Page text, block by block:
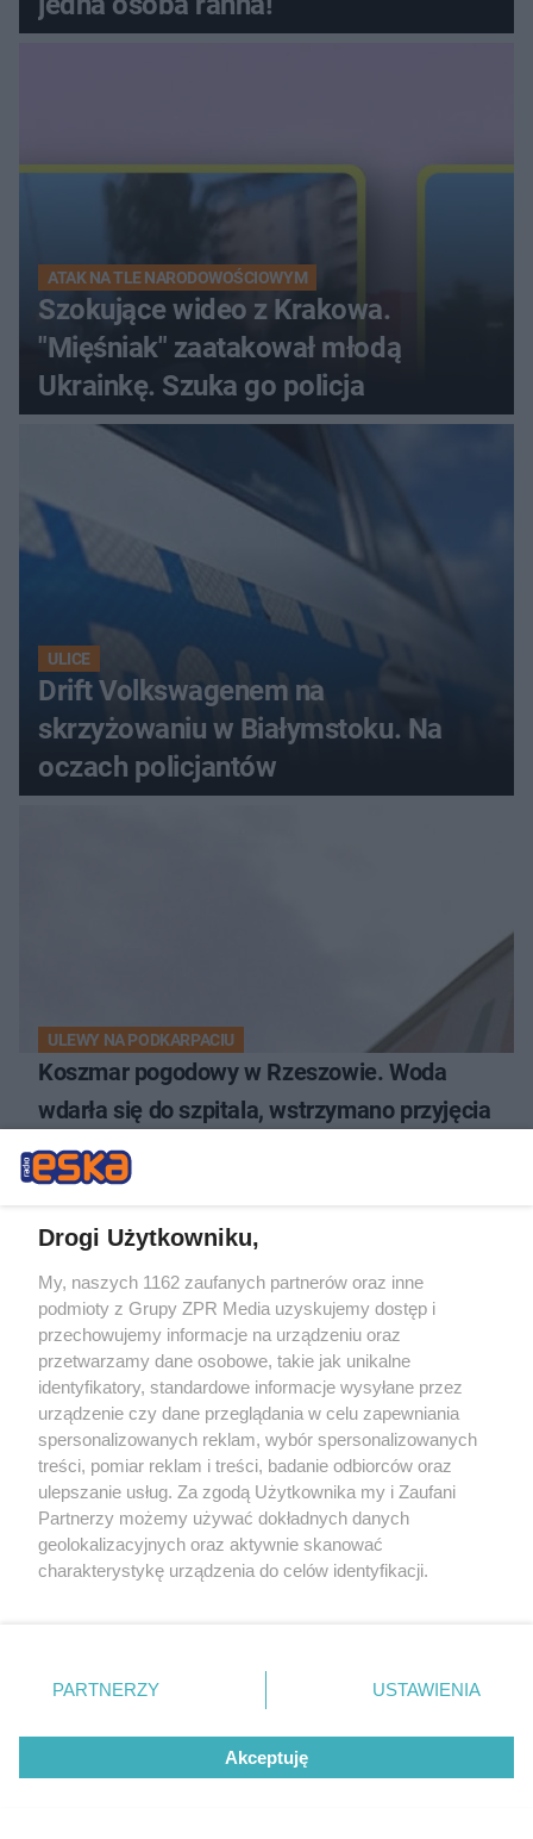
ATAK NA TLE NARODOWOŚCIOWYM
Szokujące wideo z Krakowa.
"Mięśniak" zaatakował młodą
Ukrainkę. Szuka go policja
ULICE
Drift Volkswagenem na
skrzyżowaniu w Białymstoku. Na
oczach policjantów
ULEWY NA PODKARPACIU
Koszmar pogodowy w Rzeszowie. Woda
wdarła się do szpitala, wstrzymano przyjęcia
STARLIGHT FESTIVAL 2026
Starlight Festival 2026. Dwa dni klubowego
grania nad starachowicką Lubianką
Drogi Użytkowniku,
My, naszych 1162 zaufanych partnerów oraz inne
podmioty z Grupy ZPR Media uzyskujemy dostęp i
przechowujemy informacje na urządzeniu oraz
przetwarzamy dane osobowe, takie jak unikalne
identyfikatory, standardowe informacje wysyłane przez
urządzenie czy dane przeglądania w celu zapewniania
spersonalizowanych reklam, wybór spersonalizowanych
treści, pomiar reklam i treści, badanie odbiorców oraz
ulepszanie usług. Za zgodą Użytkownika my i Zaufani
Partnerzy możemy używać dokładnych danych
geolokalizacyjnych oraz aktywnie skanować
charakterystykę urządzenia do celów identyfikacji.
zmienić/wycofać klikając przycisk ustawień prywatności
znajdujący się w lewym dolnym rogu strony
rodzaje przetwarzania danych nie wymagają zgody
użytkownika, ale masz prawo sprzeciwić się takiemu
przetwarzaniu. Preferencje będą miały zastosowanie tylko
PARTNERZY USTAWIENIA
Akceptuję